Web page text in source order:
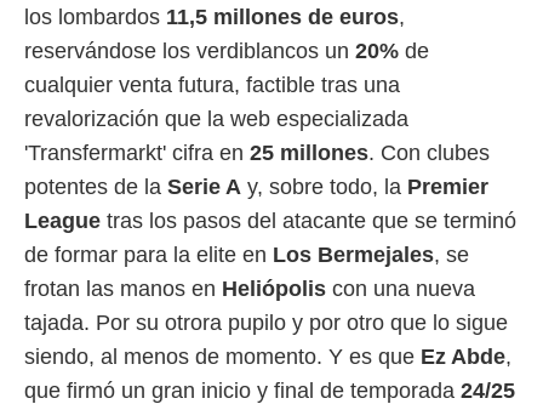
disponible
cookies
aceptar
de
sitio
los lombardos 11,5 millones de euros,
reservándose los verdiblancos un 20% de
cualquier venta futura, factible tras una
revalorización que la web especializada
'Transfermarkt' cifra en 25 millones. Con clubes
potentes de la Serie A y, sobre todo, la Premier
League tras los pasos del atacante que se terminó
de formar para la elite en Los Bermejales, se
frotan las manos en Heliópolis con una nueva
tajada. Por su otrora pupilo y por otro que lo sigue
siendo, al menos de momento. Y es que Ez Abde,
que firmó un gran inicio y final de temporada 24/25